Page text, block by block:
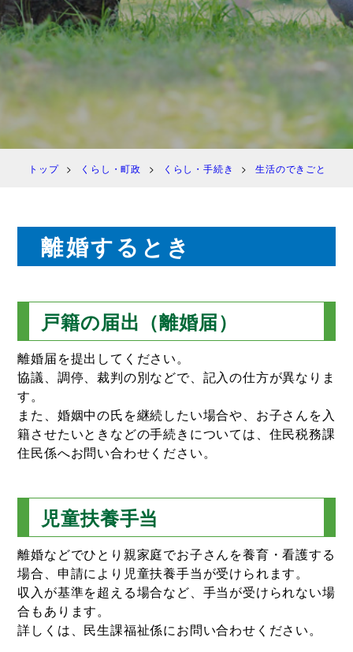
トップ くらし・町政 くらし・手続き 生活のできごと
離婚するとき
戸籍の届出（離婚届）
離婚届を提出してください。
協議、調停、裁判の別などで、記入の仕方が異なりま
す。
また、婚姻中の氏を継続したい場合や、お子さんを入
籍させたいときなどの手続きについては、住民税務課
住民係へお問い合わせください。
児童扶養手当
離婚などでひとり親家庭でお子さんを養育・看護する
場合、申請により児童扶養手当が受けられます。
収入が基準を超える場合など、手当が受けられない場
合もあります。
詳しくは、民生課福祉係にお問い合わせください。